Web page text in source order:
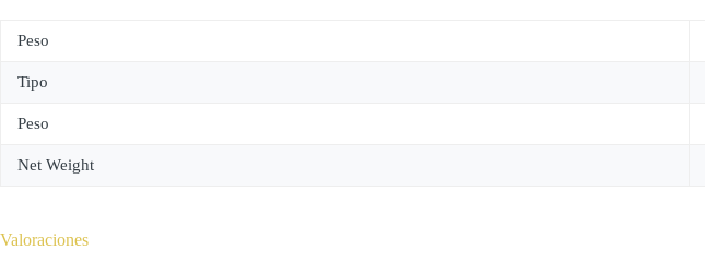
Peso
Tipo
Peso
Net Weight
Valoraciones